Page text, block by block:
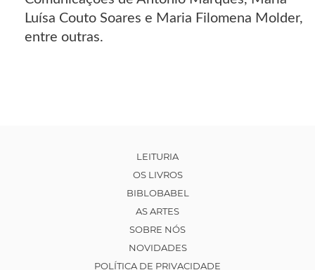
Luísa Couto Soares e Maria Filomena Molder,
entre outras.
LEITURIA
OS LIVROS
BIBLOBABEL
AS ARTES
SOBRE NÓS
NOVIDADES
POLÍTICA DE PRIVACIDADE